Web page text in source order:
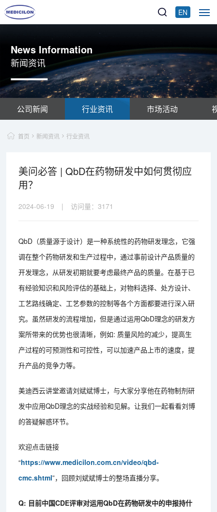
EN
News Information
新闻资讯
公司新闻 行业资讯 市场活动
首页 新闻资讯 行业资讯
美问必答 | QbD在药物研发中如何贯彻应
用？
2024-06-19 | 访问量：3171
QbD（质量源于设计）是一种系统性的药物研发理念，它强
调在整个药物研发和生产过程中，通过事前设计产品质量的
开发理念，从研发初期就要考虑最终产品的质量。在基于已
有经验知识和风险评估的基础上，对物料选择、处方设计、
工艺路线确定、工艺参数的控制等各个方面都要进行深入研
究。虽然研发的流程增加，但是通过运用QbD理念的研发方
案所带来的优势也很清晰，例如: 质量风险的减少，提高生
产过程的可预测性和可控性，可以加速产品上市的速度，提
升产品的竞争力等。
美迪西云讲堂邀请刘斌斌博士，与大家分享他在药物制剂研
发中应用QbD理念的实战经验和见解。让我们一起看看刘博
的答疑解惑环节。
欢迎点击链接
“https://www.medicilon.com.cn/video/qbd-
cmc.shtml”，回顾刘斌斌博士的整场直播分享。
Q: 目前中国CDE评审对运用QbD在药物研发中的申报持什